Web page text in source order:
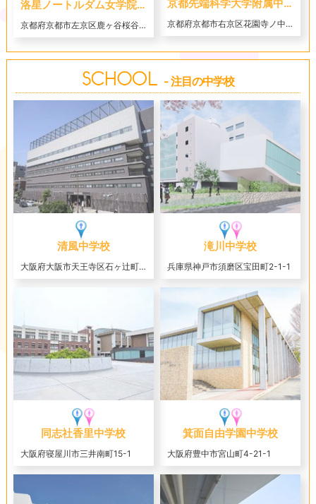
洛星ノートルダム女学院中学校
京都府京都市左京区鹿ヶ谷桜谷町110
京都先端科学大学附属中学校
京都府京都市右京区花園寺ノ中町８
- 注目の中学校
清風中学校
大阪府大阪市天王寺区石ヶ辻町12-16
滝川中学校
兵庫県神戸市須磨区宝田町2-1-1
同志社香里中学校
大阪府寝屋川市三井南町15-1
箕面自由学園中学校
大阪府豊中市宮山町4-21-1